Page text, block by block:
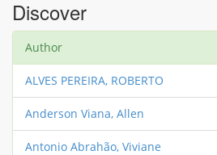
Discover
Author
ALVES PEREIRA, ROBERTO
Anderson Viana, Allen
Antonio Abrahão, Viviane